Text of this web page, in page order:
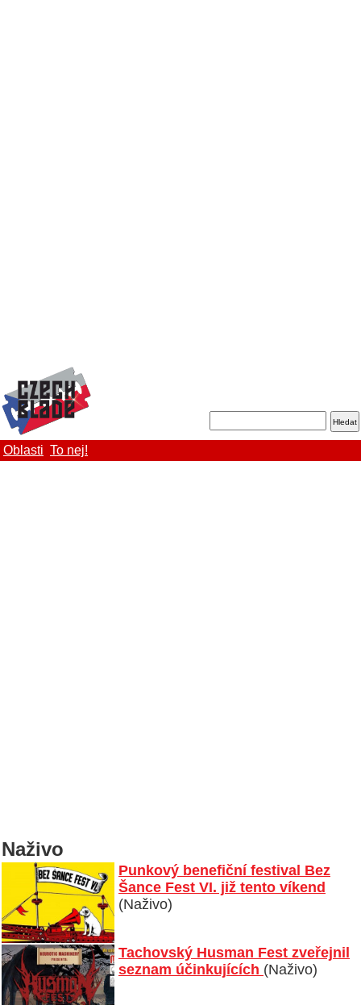
Oblasti To nej!
Naživo
Punkový benefiční festival Bez
Šance Fest VI. již tento víkend
(Naživo)
Tachovský Husman Fest zveřejnil
seznam účinkujících (Naživo)